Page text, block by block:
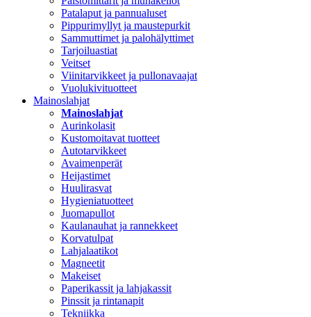
Patalaput ja pannualuset
Pippurimyllyt ja maustepurkit
Sammuttimet ja palohälyttimet
Tarjoiluastiat
Veitset
Viinitarvikkeet ja pullonavaajat
Vuolukivituotteet
Mainoslahjat
Mainoslahjat
Aurinkolasit
Kustomoitavat tuotteet
Autotarvikkeet
Avaimenperät
Heijastimet
Huulirasvat
Hygieniatuotteet
Juomapullot
Kaulanauhat ja rannekkeet
Korvatulpat
Lahjalaatikot
Magneetit
Makeiset
Paperikassit ja lahjakassit
Pinssit ja rintanapit
Tekniikka